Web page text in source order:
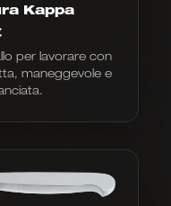
Kappa
per lavorare con
maneggevole e